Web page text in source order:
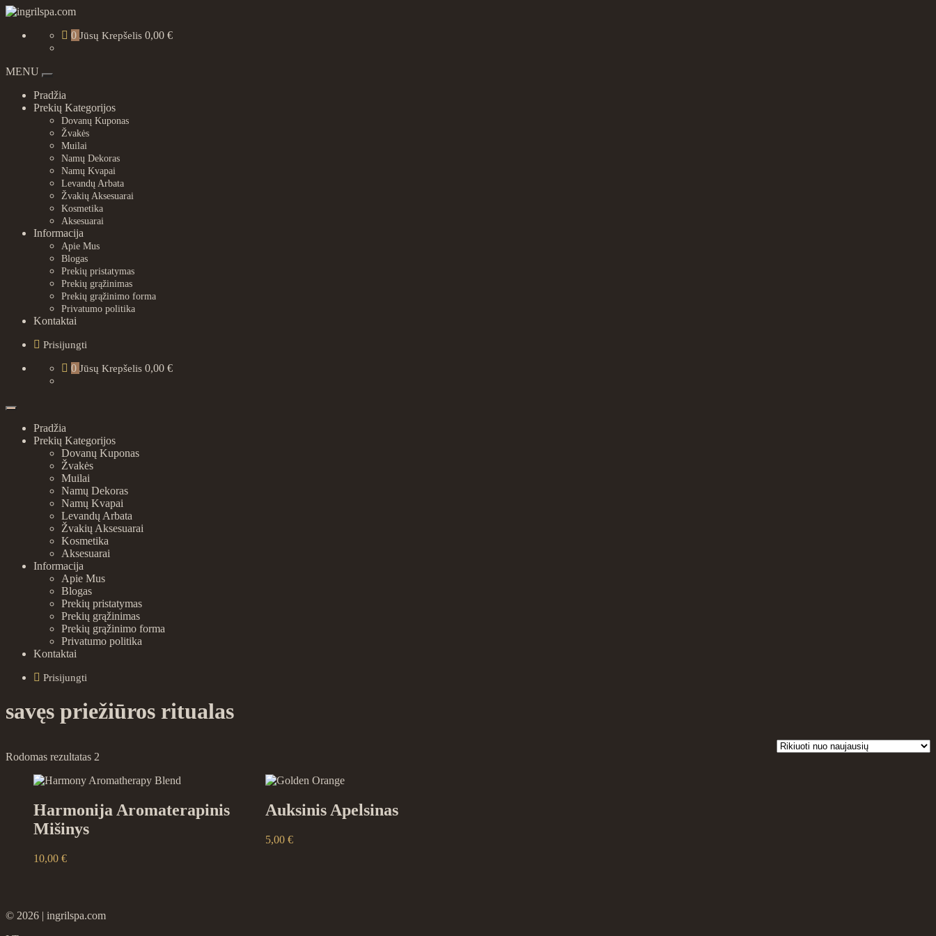
Skip
content
0 Jūsų Krepšelis 0,00 €
MENU
navigation
Pradžia
Prekių Kategorijos
Dovanų Kuponas
Žvakės
Muilai
Namų Dekoras
Namų Kvapai
Levandų Arbata
Žvakių Aksesuarai
Kosmetika
Aksesuarai
Informacija
Apie Mus
Blogas
Prekių pristatymas
Prekių grąžinimas
Prekių grąžinimo forma
Privatumo politika
Kontaktai
Prisijungti
0 Jūsų Krepšelis 0,00 €
Pradžia
Prekių Kategorijos
Dovanų Kuponas
Žvakės
Muilai
Namų Dekoras
Namų Kvapai
Levandų Arbata
Žvakių Aksesuarai
Kosmetika
Aksesuarai
Informacija
Apie Mus
Blogas
Prekių pristatymas
Prekių grąžinimas
Prekių grąžinimo forma
Privatumo politika
Kontaktai
Prisijungti
savęs priežiūros ritualas
Rodomas rezultatas 2
naujausią
Harmonija Aromaterapinis
Mišinys
10,00 €
Auksinis Apelsinas
5,00 €
2026
ingrilspa.com